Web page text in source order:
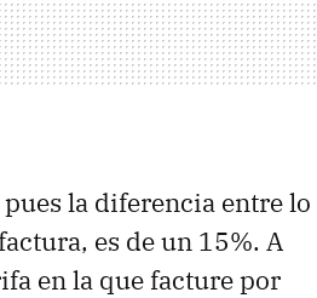
la diferencia entre lo
es de un 15%. A
en la que facture por